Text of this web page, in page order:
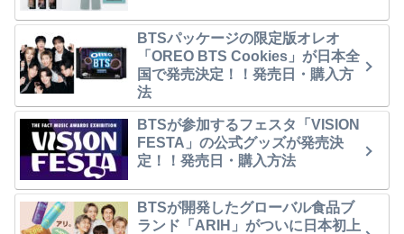
BTSパッケージの限定版オレオ
「OREO BTS Cookies」が日本全
国で発売決定！！発売日・購入方
法
BTSが参加するフェスタ「VISION
FESTA」の公式グッズが発売決
定！！発売日・購入方法
BTSが開発したグローバル食品ブ
ランド「ARIH」がついに日本初上